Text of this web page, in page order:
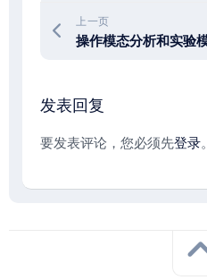
上一页
发表回复
要发表评论，您必须先登录。